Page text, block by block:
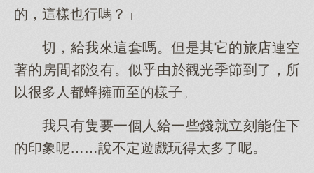
的，這樣也行嗎？」
切，給我來這套嗎。但是其它的旅店連空
著的房間都沒有。似乎由於觀光季節到了，所
以很多人都蜂擁而至的樣子。
我只有隻要一個人給一些錢就立刻能住下
的印象呢……說不定遊戲玩得太多了呢。